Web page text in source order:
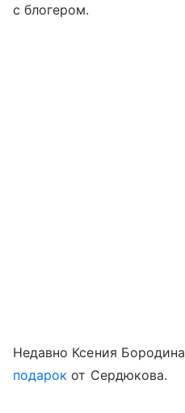
с блогером.
Недавно Ксения Бородина
подарок от Сердюкова.